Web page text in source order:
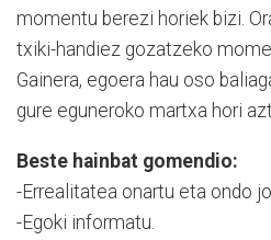
momentu berezi horiek bizi.
txiki-handiez gozatzeko
Gainera, egoera hau oso
gure eguneroko martxa hori
Beste hainbat gomendio:
-Errealitatea onartu eta ondo
-Egoki informatu.